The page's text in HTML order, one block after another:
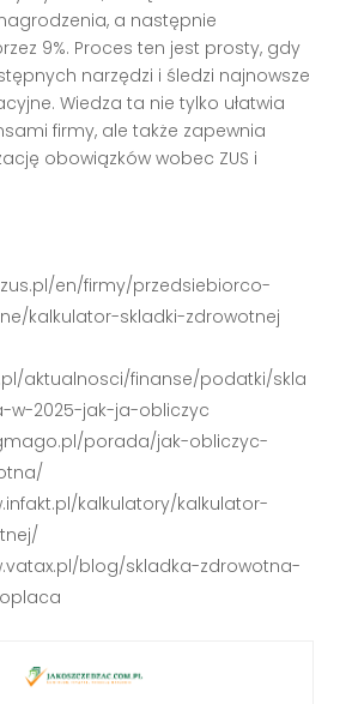
a następnie
9%. Proces ten jest prosty, gdy
narzędzi i śledzi najnowsze
Wiedza ta nie tylko ułatwia
firmy, ale także zapewnia
obowiązków wobec ZUS i
en/firmy/przedsiebiorco-
kalkulator-skladki-zdrowotnej
aktualnosci/finanse/podatki/skla
w-2025-jak-ja-obliczyc
porada/jak-obliczyc-
kalkulatory/kalkulator-
blog/skladka-zdrowotna-